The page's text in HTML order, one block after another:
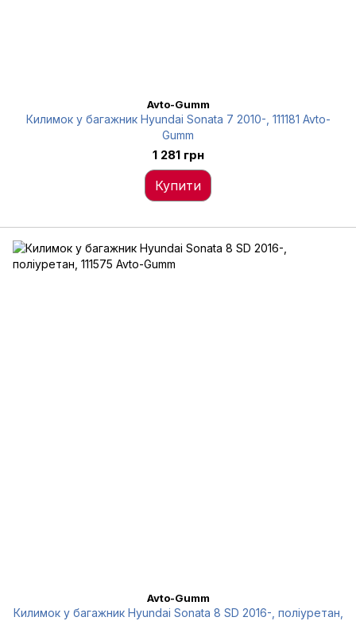
Avto-Gumm
Килимок у багажник Hyundai Sonata 7 2010-, 111181 Avto-
Gumm
1 281 грн
Купити
Avto-Gumm
Килимок у багажник Hyundai Sonata 8 SD 2016-, поліуретан,